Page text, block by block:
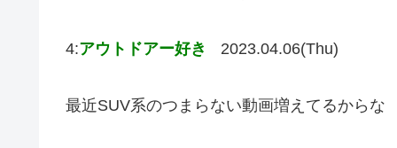
4:アウトドアー好き 2023.04.06(Thu)
最近SUV系のつまらない動画増えてるからな